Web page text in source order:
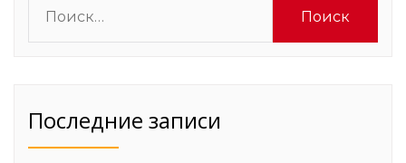
Последние записи